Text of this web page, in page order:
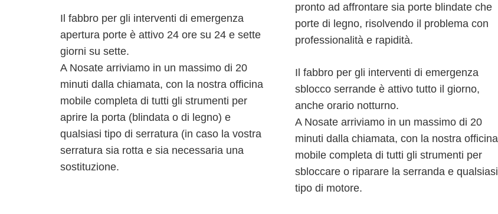
Il fabbro per gli interventi di emergenza
apertura porte è attivo 24 ore su 24 e sette
giorni su sette.
A Nosate arriviamo in un massimo di 20
minuti dalla chiamata, con la nostra officina
mobile completa di tutti gli strumenti per
aprire la porta (blindata o di legno) e
qualsiasi tipo di serratura (in caso la vostra
serratura sia rotta e sia necessaria una
sostituzione.
pronto ad affrontare sia porte blindate che
porte di legno, risolvendo il problema con
professionalità e rapidità.
Il fabbro per gli interventi di emergenza
sblocco serrande è attivo tutto il giorno,
anche orario notturno.
A Nosate arriviamo in un massimo di 20
minuti dalla chiamata, con la nostra officina
mobile completa di tutti gli strumenti per
sbloccare o riparare la serranda e qualsiasi
tipo di motore.